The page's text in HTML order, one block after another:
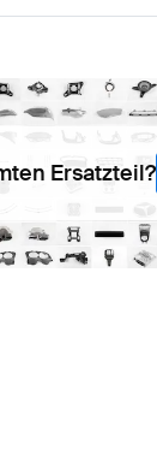
Ersatzteil?